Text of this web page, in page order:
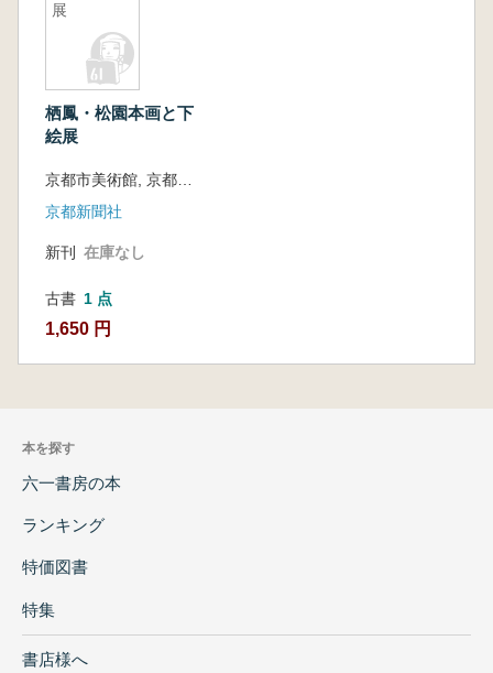
展
栖鳳・松園本画と下
絵展
京都新聞社
新刊 在庫なし
古書 1 点
1,650 円
本を探す
六一書房の本
ランキング
特価図書
特集
書店様へ